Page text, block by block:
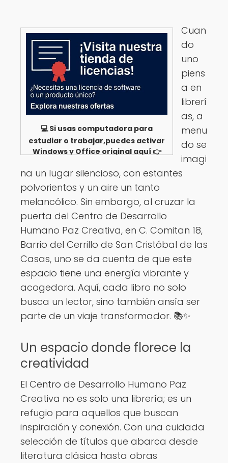
💻 Si usas computadora para
estudiar o trabajar,puedes activar
Windows y Office original aquí 👉
Cuan
do
uno
piens
a en
librerí
as, a
menu
do se
imagi
na un lugar silencioso, con estantes
polvorientos y un aire un tanto
melancólico. Sin embargo, al cruzar la
puerta del Centro de Desarrollo
Humano Paz Creativa, en C. Comitan 18,
Barrio del Cerrillo de San Cristóbal de las
Casas, uno se da cuenta de que este
espacio tiene una energía vibrante y
acogedora. Aquí, cada libro no solo
busca un lector, sino también ansía ser
parte de un viaje transformador. 📚✨
Un espacio donde florece la
creatividad
El Centro de Desarrollo Humano Paz
Creativa no es solo una librería; es un
refugio para aquellos que buscan
inspiración y conexión. Con una cuidada
selección de títulos que abarca desde
literatura clásica hasta obras